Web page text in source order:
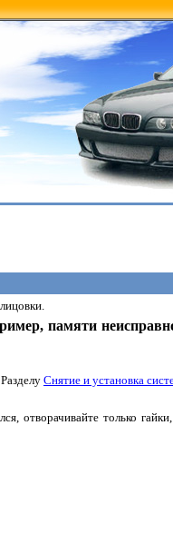
памяти
Снятие и установка
отворачивайте только